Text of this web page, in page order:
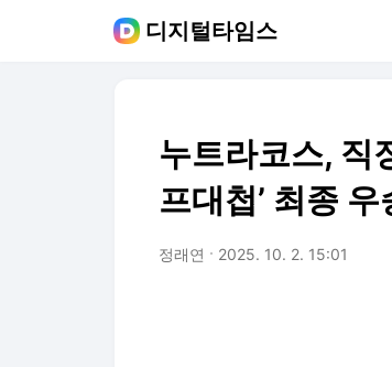
디지털타임스
누트라코스, 직
프대첩’ 최종
정래연 2025. 10. 2. 15:01